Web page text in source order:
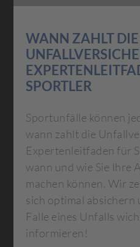
WANN ZAHLT DIE
SPORTLER
Sportunfälle können
wann zahlt die
Expertenleitfaden für
wann und wie Sie Ihre
machen können. Wir
sich optimal absichern
Falle eines Unfalls
informieren!